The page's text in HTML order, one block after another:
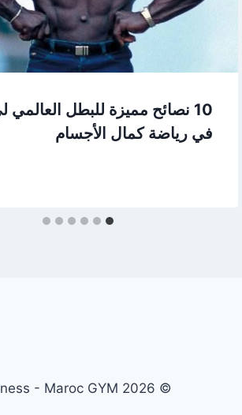
10 نصائح مميزة للبطل العالمي
في رياضة كمال الأجسام
© 2026 Fitness - Maroc GYM